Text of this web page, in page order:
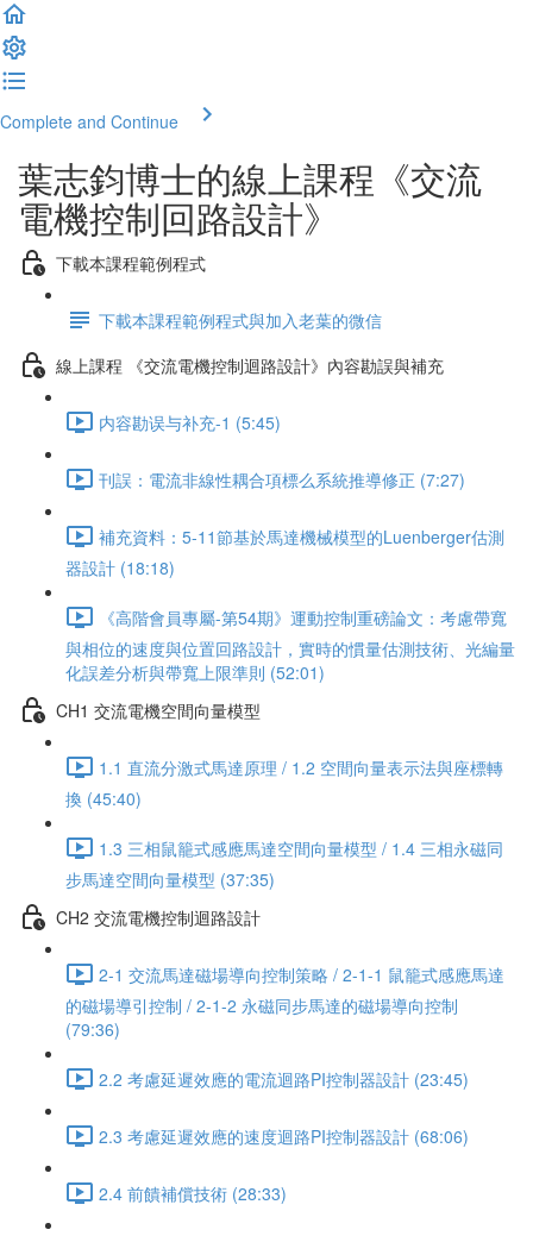
Complete and Continue
葉志鈞博士的線上課程《交流
電機控制回路設計》
下載本課程範例程式
下載本課程範例程式與加入老葉的微信
線上課程 《交流電機控制迴路設計》內容勘誤與補充
内容勘误与补充-1 (5:45)
刊誤：電流非線性耦合項標么系統推導修正 (7:27)
補充資料：5-11節基於馬達機械模型的Luenberger估測
器設計 (18:18)
《高階會員專屬-第54期》運動控制重磅論文：考慮帶寬
與相位的速度與位置回路設計，實時的慣量估測技術、光編量
化誤差分析與帶寬上限準則 (52:01)
CH1 交流電機空間向量模型
1.1 直流分激式馬達原理 / 1.2 空間向量表示法與座標轉
換 (45:40)
1.3 三相鼠籠式感應馬達空間向量模型 / 1.4 三相永磁同
步馬達空間向量模型 (37:35)
CH2 交流電機控制迴路設計
2-1 交流馬達磁場導向控制策略 / 2-1-1 鼠籠式感應馬達
的磁場導引控制 / 2-1-2 永磁同步馬達的磁場導向控制
(79:36)
2.2 考慮延遲效應的電流迴路PI控制器設計 (23:45)
2.3 考慮延遲效應的速度迴路PI控制器設計 (68:06)
2.4 前饋補償技術 (28:33)